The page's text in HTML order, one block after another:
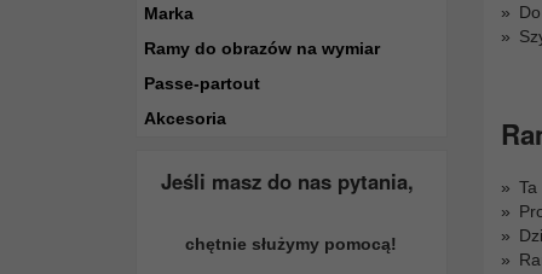
Marka
Ramy do obrazów na wymiar
Passe-partout
Akcesoria
Jeśli masz do nas pytania,
chętnie służymy pomocą!